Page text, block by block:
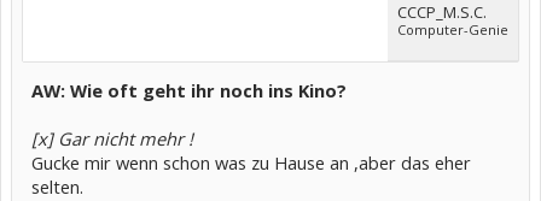
CCCP_M.S.C.
Computer-Genie
AW: Wie oft geht ihr noch ins Kino?
[x] Gar nicht mehr !
Gucke mir wenn schon was zu Hause an ,aber das eher
selten.